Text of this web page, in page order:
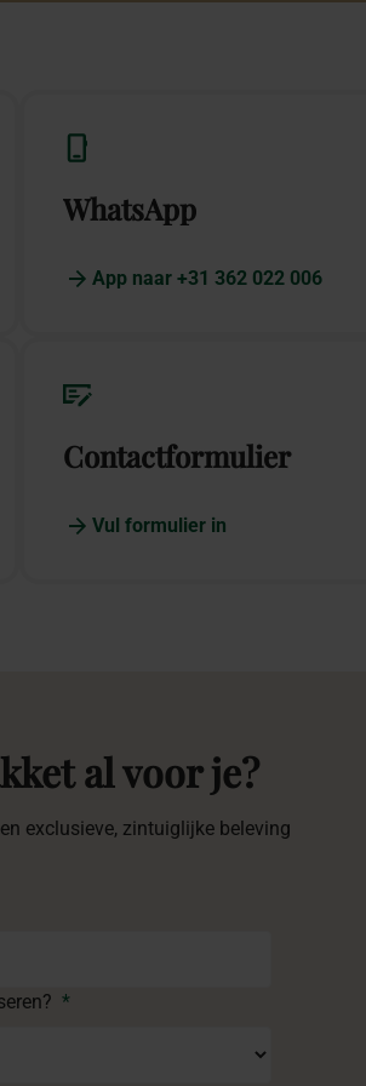
WhatsApp
App naar +31 362 022 006
Contactformulier
Vul formulier in
al voor je?
exclusieve, zintuiglijke beleving
*